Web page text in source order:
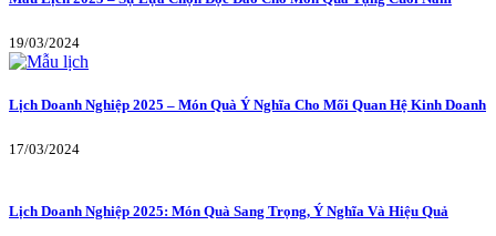
19/03/2024
Lịch Doanh Nghiệp 2025 – Món Quà Ý Nghĩa Cho Mối Quan Hệ Kinh Doanh
17/03/2024
Lịch Doanh Nghiệp 2025: Món Quà Sang Trọng, Ý Nghĩa Và Hiệu Quả